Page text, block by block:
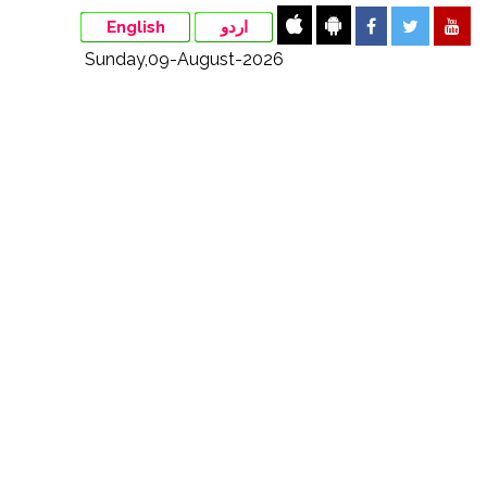
English اردو
Sunday,09-August-2026